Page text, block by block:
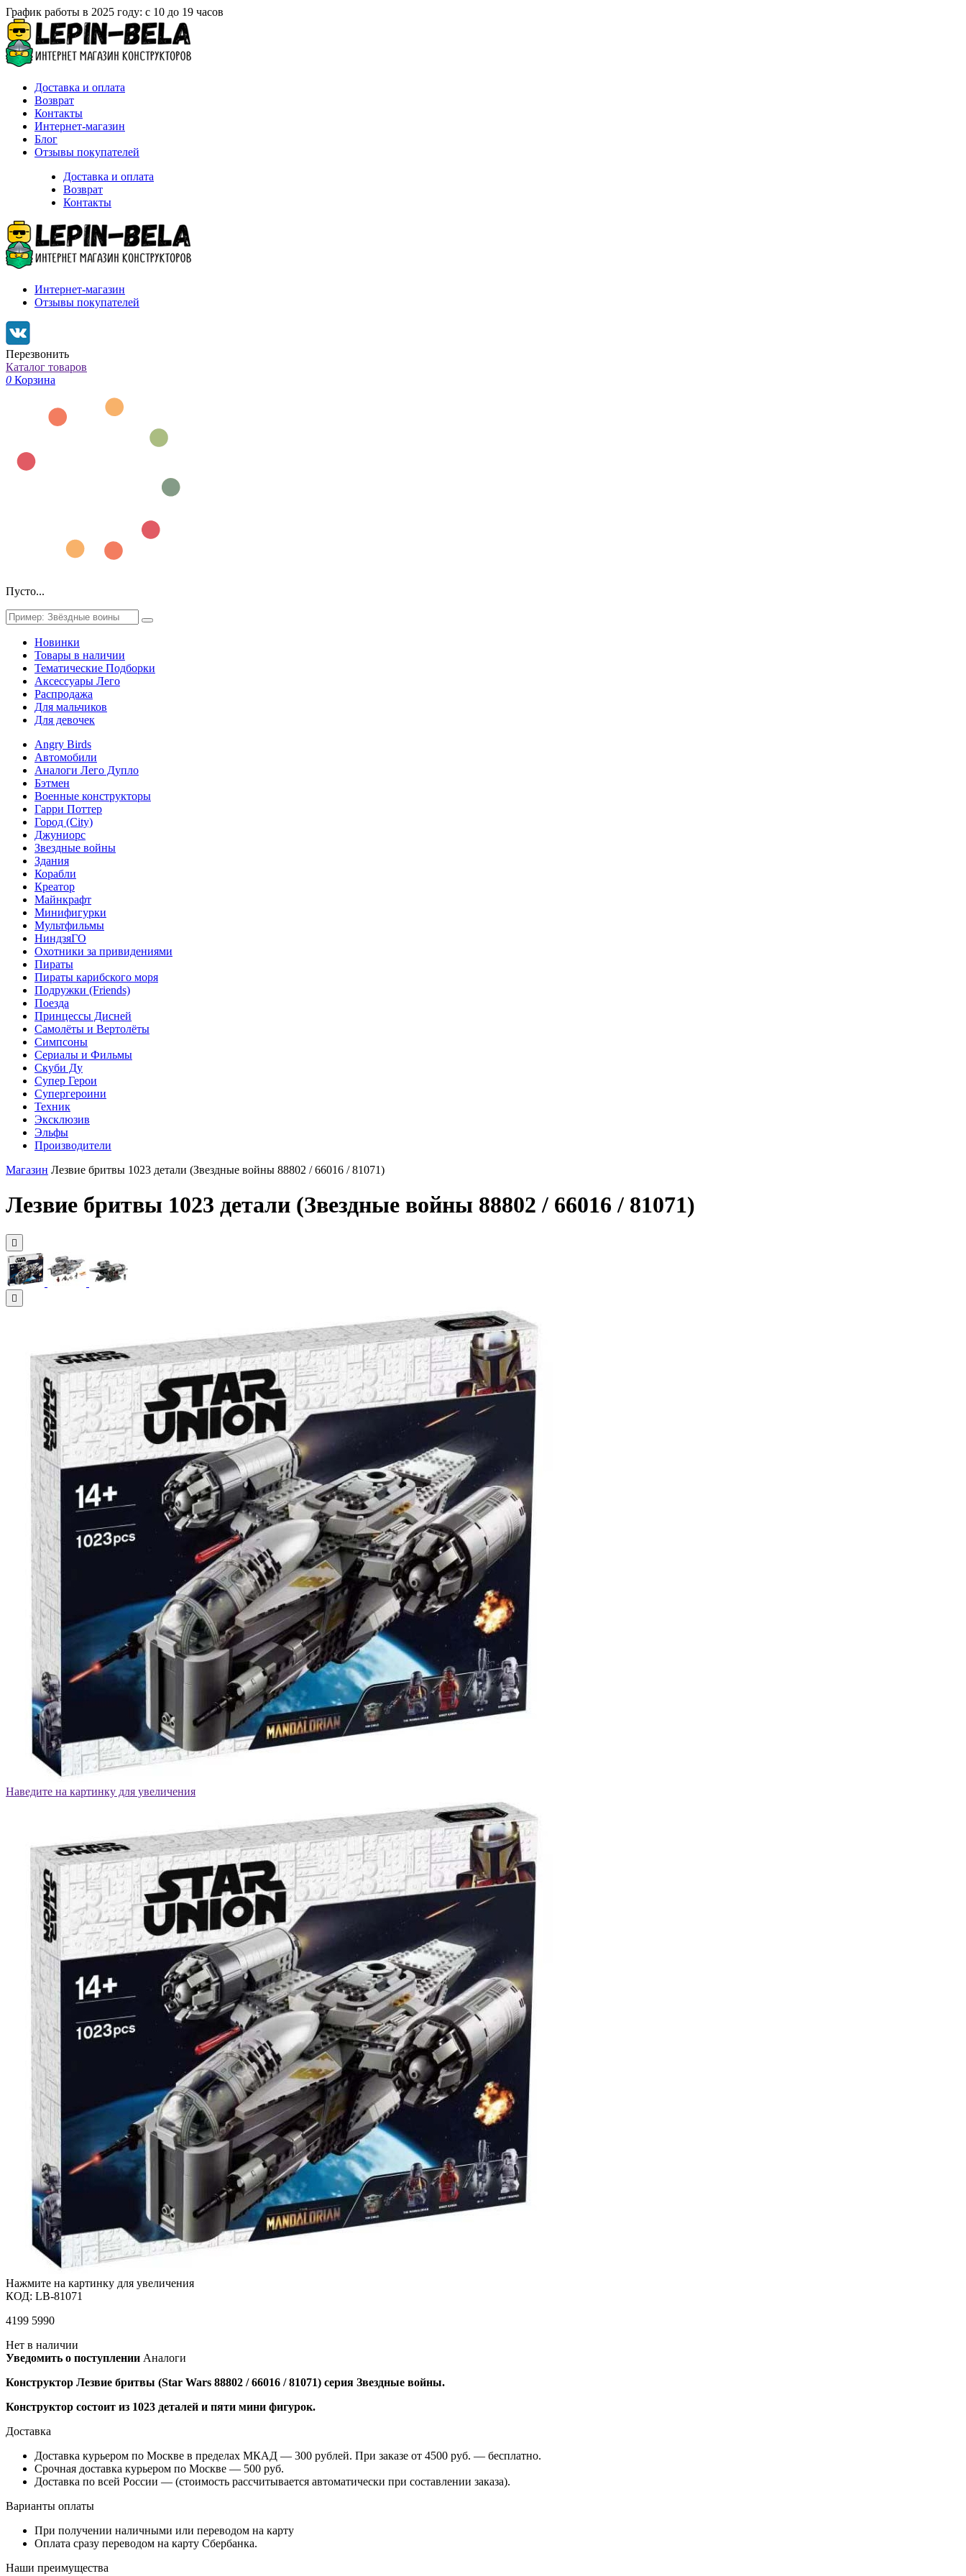
График работы в 2025 году: с 10 до 19 часов
Доставка и оплата
Возврат
Контакты
Интернет-магазин
Блог
Отзывы покупателей
Доставка и оплата
Возврат
Контакты
Интернет-магазин
Отзывы покупателей
Перезвонить
Каталог товаров
0 Корзина
Пусто...
Новинки
Товары в наличии
Тематические Подборки
Аксессуары Лего
Распродажа
Для мальчиков
Для девочек
Angry Birds
Автомобили
Аналоги Лего Дупло
Бэтмен
Военные конструкторы
Гарри Поттер
Город (City)
Джуниорс
Звездные войны
Здания
Корабли
Креатор
Майнкрафт
Минифигурки
Мультфильмы
НиндзяГО
Охотники за привидениями
Пираты
Пираты карибского моря
Подружки (Friends)
Поезда
Принцессы Дисней
Самолёты и Вертолёты
Симпсоны
Сериалы и Фильмы
Скуби Ду
Супер Герои
Супергероини
Техник
Эксклюзив
Эльфы
Производители
Магазин Лезвие бритвы 1023 детали (Звездные войны 88802 / 66016 / 81071)
Лезвие бритвы 1023 детали (Звездные войны 88802 / 66016 / 81071)
Наведите на картинку для увеличения
Нажмите на картинку для увеличения
КОД: LB-81071
4199 5990
Нет в наличии
Уведомить о поступлении Аналоги
Конструктор Лезвие бритвы (Star Wars 88802 / 66016 / 81071) серия Звездные войны.
Конструктор состоит из 1023 деталей и пяти мини фигурок.
Доставка
Доставка курьером по Москве в пределах МКАД — 300 рублей. При заказе от 4500 руб. — бесплатно.
Срочная доставка курьером по Москве — 500 руб.
Доставка по всей России — (стоимость рассчитывается автоматически при составлении заказа).
Варианты оплаты
При получении наличными или переводом на карту
Оплата сразу переводом на карту Сбербанка.
Наши преимущества